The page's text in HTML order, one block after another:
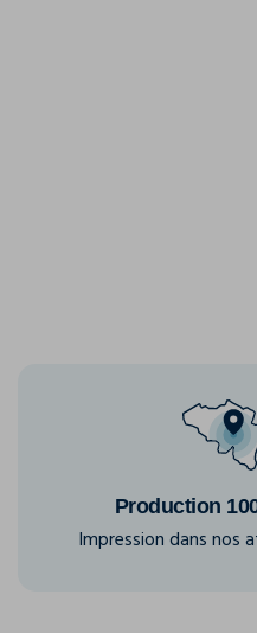
Production
Impression dans nos